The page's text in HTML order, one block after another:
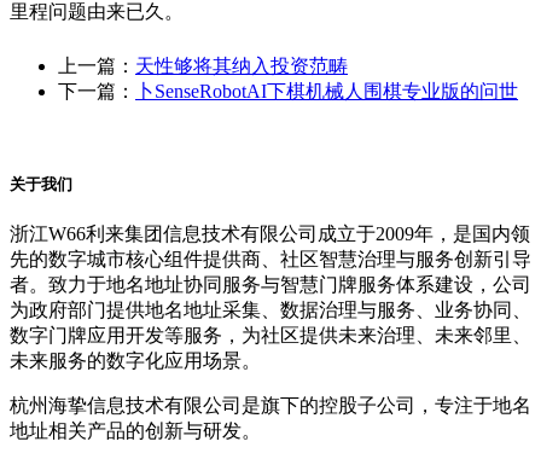
里程问题由来已久。
上一篇： 天性够将其纳入投资范畴
下一篇：
卜SenseRobotAI下棋机械人围棋专业版的问世
关于我们
浙江W66利来集团信息技术有限公司成立于2009年，是国内领
先的数字城市核心组件提供商、社区智慧治理与服务创新引导
者。致力于地名地址协同服务与智慧门牌服务体系建设，公司
为政府部门提供地名地址采集、数据治理与服务、业务协同、
数字门牌应用开发等服务，为社区提供未来治理、未来邻里、
未来服务的数字化应用场景。
杭州海挚信息技术有限公司是旗下的控股子公司，专注于地名
地址相关产品的创新与研发。